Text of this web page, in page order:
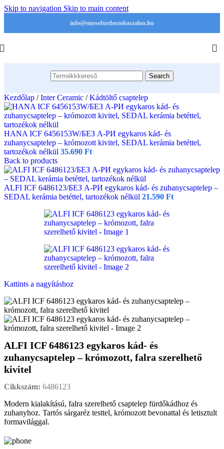
Skip to navigation Skip to main content
info@emesefurdoszobaszalon.hu
Search
Kezdőlap / Inter Ceramic / Kádtöltő csaptelep
HANA ICF 6456153W/БЕЗ А-РИ egykaros kád- és
zuhanycsaptelep – krómozott kivitel, SEDAL kerámia betéttel,
tartozékok nélkül 35.690 Ft
Back to products
ALFI ICF 6486123/БЕЗ А-РИ egykaros kád- és zuhanycsaptelep –
SEDAL kerámia betéttel, tartozékok nélkül 21.590 Ft
Kattints a nagyításhoz
ALFI ICF 6486123 egykaros kád- és
zuhanycsaptelep – krómozott, falra szerelhető
kivitel
Cikkszám: 6486123
Modern kialakítású, falra szerelhető csaptelep fürdőkádhoz és
zuhanyhoz. Tartós sárgaréz testtel, krómozott bevonattal és letisztult
formavilággal.